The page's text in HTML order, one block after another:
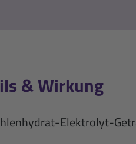
& Wirkung
Elektrolyt-